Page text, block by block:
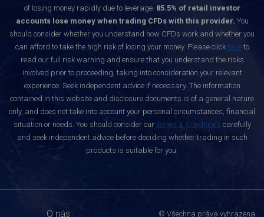
of losing money rapidly due to leverage. 85.5% of retail investor
accounts lose money when trading CFDs with this provider. You
should consider whether you understand how CFDs work and whether you
can afford to take the high risk of losing your money. Please click hereto
read our full risk warning and ensure that you understand the risks
involved prior to proceeding, taking into consideration your relevant
experience. Seek independent advice if necessary. The information
contained in this website and disclosure documents is of a general nature
only, and does not take into account your personal circumstances, financial
situation or needs. You should consider our Terms & Conditions carefully
and seek independent advice before deciding whether trading in such
products is suitable for you.
O nás © Všechna práva vyhrazena